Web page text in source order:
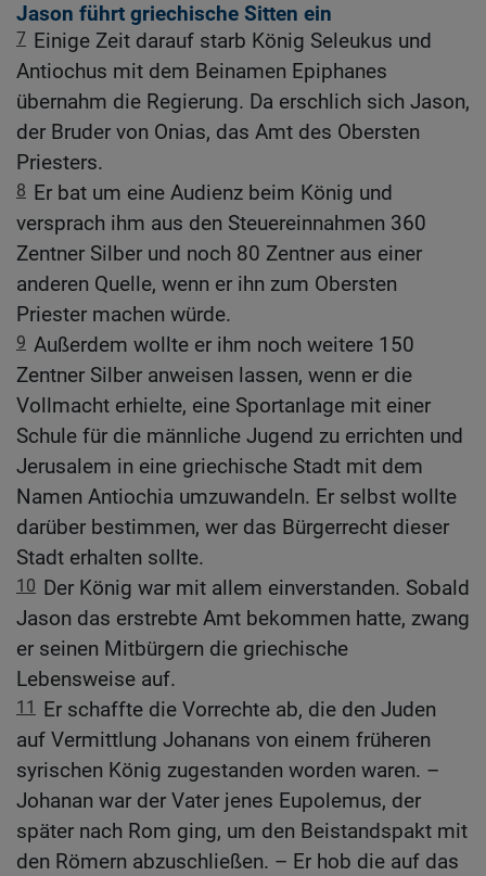
Jason führt griechische Sitten ein
7 Einige Zeit darauf starb König Seleukus und
Antiochus mit dem Beinamen Epiphanes
übernahm die Regierung. Da erschlich sich Jason,
der Bruder von Onias, das Amt des Obersten
Priesters.
8 Er bat um eine Audienz beim König und
versprach ihm aus den Steuereinnahmen 360
Zentner Silber und noch 80 Zentner aus einer
anderen Quelle, wenn er ihn zum Obersten
Priester machen würde.
9 Außerdem wollte er ihm noch weitere 150
Zentner Silber anweisen lassen, wenn er die
Vollmacht erhielte, eine Sportanlage mit einer
Schule für die männliche Jugend zu errichten und
Jerusalem in eine griechische Stadt mit dem
Namen Antiochia umzuwandeln. Er selbst wollte
darüber bestimmen, wer das Bürgerrecht dieser
Stadt erhalten sollte.
10 Der König war mit allem einverstanden. Sobald
Jason das erstrebte Amt bekommen hatte, zwang
er seinen Mitbürgern die griechische
Lebensweise auf.
11
Er schaffte die Vorrechte ab, die den Juden
auf Vermittlung Johanans von einem früheren
syrischen König zugestanden worden waren. –
Johanan war der Vater jenes Eupolemus, der
später nach Rom ging, um den Beistandspakt mit
den Römern abzuschließen. – Er hob die auf das